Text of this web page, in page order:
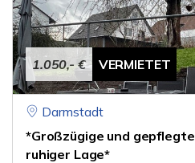
1.050,- € VERMIETET
Darmstadt
*Großzügige und
ruhiger Lage*